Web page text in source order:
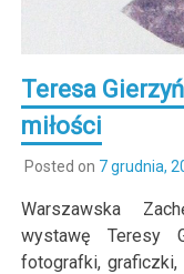
Teresa
miłości
Posted on 7 grudnia,
Warszawska
wystawę Teresy
fotografki,